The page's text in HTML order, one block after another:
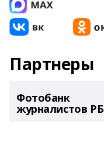
Партнеры
Фотобанк
журналистов РБ